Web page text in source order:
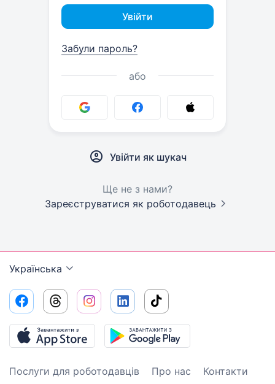
Увійти
Забули пароль?
або
Увійти як шукач
Ще не з нами?
Зареєструватися як роботодавець
Українська
Послуги для роботодавців Про нас
Контакти